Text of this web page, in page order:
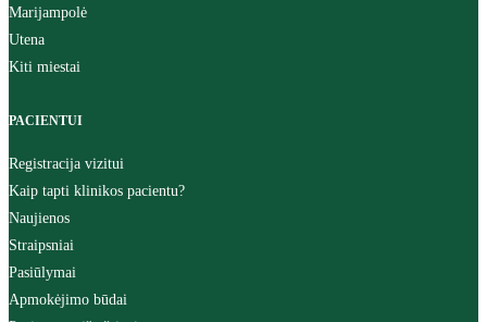
Marijampolė
Utena
Kiti miestai
PACIENTUI
Registracija vizitui
Kaip tapti klinikos pacientu?
Naujienos
Straipsniai
Pasiūlymai
Apmokėjimo būdai